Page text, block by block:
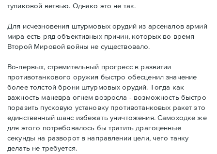
тупиковой ветвью. Однако это не так.
Для исчезновения штурмовых орудий из арсеналов армий
мира есть ряд объективных причин, которых во время
Второй Мировой войны не существовало.
Во-первых, стремительный прогресс в развитии
противотанкового оружия быстро обесценил значение
более толстой брони штурмовых орудий. Тогда как
важность маневра огнем возросла - возможность быстро
поразить пусковую установку противотанковых ракет это
единственный шанс избежать уничтожения. Самоходке же
для этого потребовалось бы тратить драгоценные
секунды на разворот в направлении цели, чего танку
делать не требуется.